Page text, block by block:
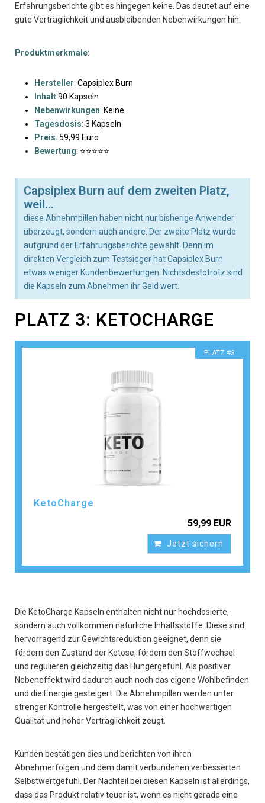
Erfahrungsberichte gibt es hingegen keine. Das deutet auf eine
gute Verträglichkeit und ausbleibenden Nebenwirkungen hin.
Produktmerkmale:
Hersteller: Capsiplex Burn
Inhalt:90 Kapseln
Nebenwirkungen: Keine
Tagesdosis: 3 Kapseln
Preis: 59,99 Euro
Bewertung: ⭐⭐⭐⭐⭐
Capsiplex Burn auf dem zweiten Platz,
weil...
diese Abnehmpillen haben nicht nur bisherige Anwender
überzeugt, sondern auch andere. Der zweite Platz wurde
aufgrund der Erfahrungsberichte gewählt. Denn im
direkten Vergleich zum Testsieger hat Capsiplex Burn
etwas weniger Kundenbewertungen. Nichtsdestotrotz sind
die Kapseln zum Abnehmen ihr Geld wert.
PLATZ 3: KETOCHARGE
​PLATZ #3
KetoCharge
59,99 EUR
Jetzt sichern
Die KetoCharge Kapseln enthalten nicht nur hochdosierte,
sondern auch vollkommen natürliche Inhaltsstoffe. Diese sind
hervorragend zur Gewichtsreduktion geeignet, denn sie
fördern den Zustand der Ketose, fördern den Stoffwechsel
und regulieren gleichzeitig das Hungergefühl. Als positiver
Nebeneffekt wird dadurch auch noch das eigene Wohlbefinden
und die Energie gesteigert. Die Abnehmpillen werden unter
strenger Kontrolle hergestellt, was von einer hochwertigen
Qualität und hoher Verträglichkeit zeugt.
Kunden bestätigen dies und berichten von ihren
Abnehmerfolgen und dem damit verbundenen verbesserten
Selbstwertgefühl. Der Nachteil bei diesen Kapseln ist allerdings,
dass das Produkt relativ teuer ist, wenn es nicht gerade eine